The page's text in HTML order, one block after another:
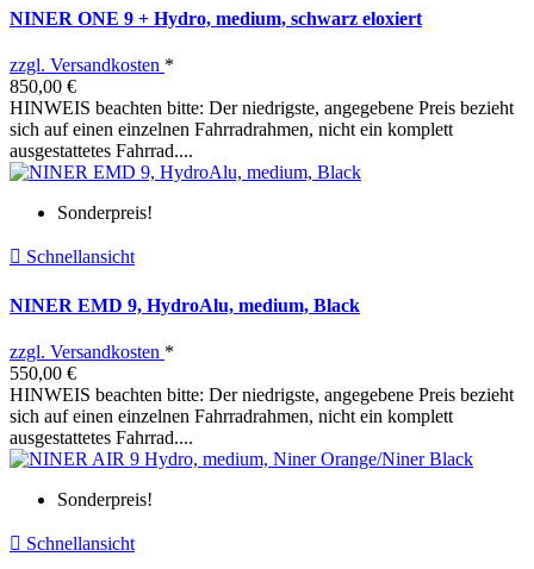
NINER ONE 9 + Hydro, medium, schwarz eloxiert
zzgl. Versandkosten *
850,00 €
HINWEIS beachten bitte: Der niedrigste, angegebene Preis bezieht
sich auf einen einzelnen Fahrradrahmen, nicht ein komplett
ausgestattetes Fahrrad....
Sonderpreis!
 Schnellansicht
NINER EMD 9, HydroAlu, medium, Black
zzgl. Versandkosten *
550,00 €
HINWEIS beachten bitte: Der niedrigste, angegebene Preis bezieht
sich auf einen einzelnen Fahrradrahmen, nicht ein komplett
ausgestattetes Fahrrad....
Sonderpreis!
 Schnellansicht